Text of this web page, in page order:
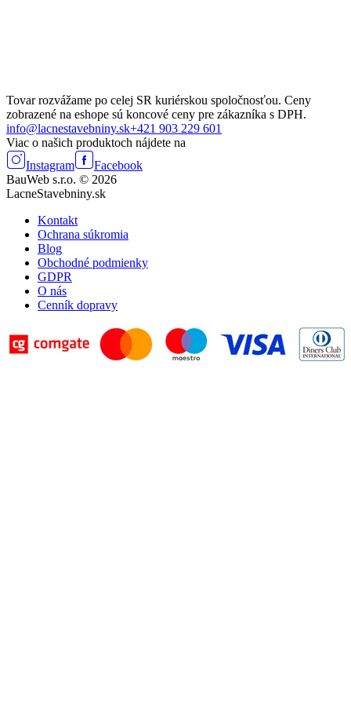
Tovar rozvážame po celej SR kuriérskou spoločnosťou. Ceny
zobrazené na eshope sú koncové ceny pre zákazníka s DPH.
info@lacnestavebniny.sk+421 903 229 601
Viac o našich produktoch nájdete na
Instagram
Facebook
BauWeb s.r.o. © 2026
LacneStavebniny.sk
Kontakt
Ochrana súkromia
Blog
Obchodné podmienky
GDPR
O nás
Cenník dopravy